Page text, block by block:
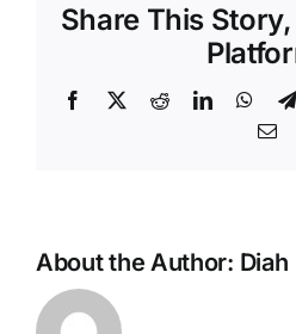
Share This
Facebook
X RedditLinkedIn
About the Author: Diah